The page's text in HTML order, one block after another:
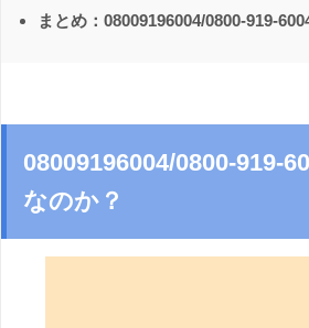
まとめ：08009196004/0800-919-
08009196004/0800-919-
なのか？